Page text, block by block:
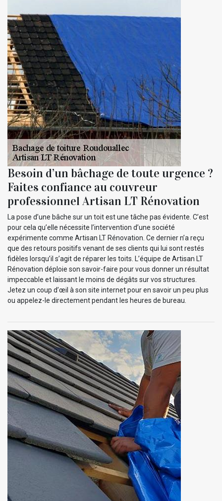
Besoin d’un bâchage de toute urgence ?
Faites confiance au couvreur
professionnel Artisan LT Rénovation
La pose d’une bâche sur un toit est une tâche pas évidente. C’est
pour cela qu’elle nécessite l’intervention d’une société
expérimente comme Artisan LT Rénovation. Ce dernier n’a reçu
que des retours positifs venant de ses clients qui lui sont restés
fidèles lorsqu’il s’agit de réparer les toits. L’équipe de Artisan LT
Rénovation déploie son savoir-faire pour vous donner un résultat
impeccable et laissant le moins de dégâts sur vos structures.
Jetez un coup d’œil à son site internet pour en savoir un peu plus
ou appelez-le directement pendant les heures de bureau.